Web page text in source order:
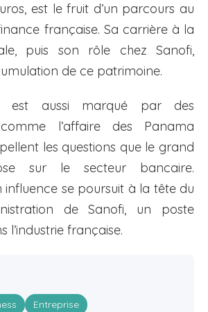
est le fruit d’un parcours au
française. Sa carrière à la
puis son rôle chez Sanofi,
de ce patrimoine.
est aussi marqué par des
l’affaire des Panama
les questions que le grand
sur le secteur bancaire.
influence se poursuit à la tête du
de Sanofi, un poste
l’industrie française.
Entreprise